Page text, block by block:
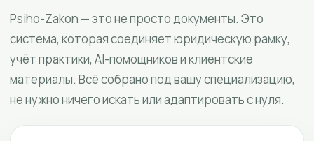
Psiho-Zakon — это не просто документы. Это
система, которая соединяет юридическую рамку,
учёт практики, AI-помощников и клиентские
материалы. Всё собрано под вашу специализацию,
не нужно ничего искать или адаптировать с нуля.